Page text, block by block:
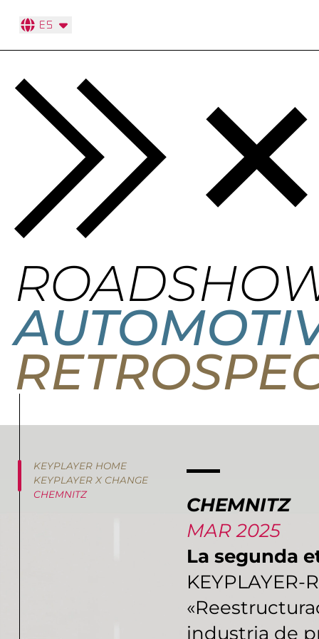
ES
CHEMNITZ
MAR 2025
La segunda
KEYPLAYER-
industria de
KEYPLAYER HOME
KEYPLAYER X CHANGE
CHEMNITZ